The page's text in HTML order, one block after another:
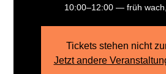
10:00–12:00 — früh
Tickets stehen nicht
Jetzt andere